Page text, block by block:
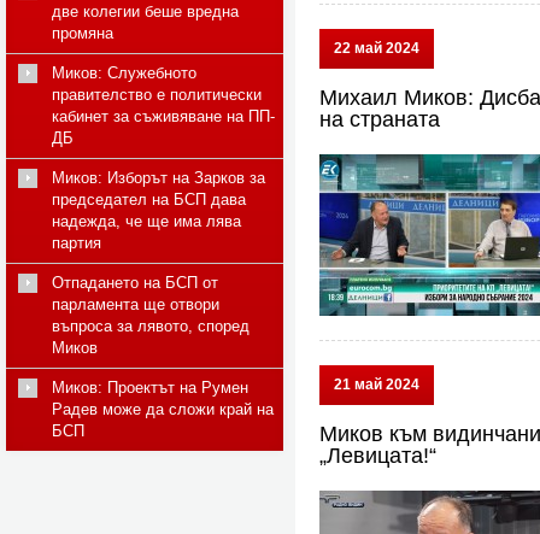
22 май 2024
Михаил Миков:
на страната
21 май 2024
Миков към
„Левицата!“
две колегии беше вредна
промяна
Миков: Служебното
правителство е политически
кабинет за съживяване на ПП-
ДБ
Миков: Изборът на Зарков за
председател на БСП дава
надежда, че ще има лява
партия
Отпадането на БСП от
парламента ще отвори
въпроса за лявото, според
Миков
Миков: Проектът на Румен
Радев може да сложи край на
БСП